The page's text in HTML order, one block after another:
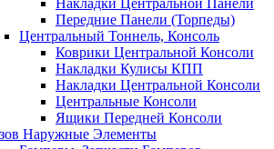
Накладки Центральной Панели
Передние Панели (Торпеды)
Центральный Тоннель, Консоль
Коврики Центральной Консоли
Накладки Кулисы КПП
Накладки Центральной Консоли
Центральные Консоли
Ящики Передней Консоли
Наружные Элементы